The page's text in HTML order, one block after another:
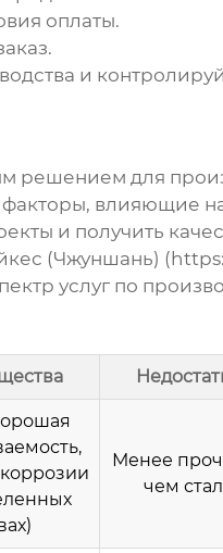
оплаты.
и
решением для
факторы, влияющие
и получить
(Чжуншань) (
услуг по
Менее
чем